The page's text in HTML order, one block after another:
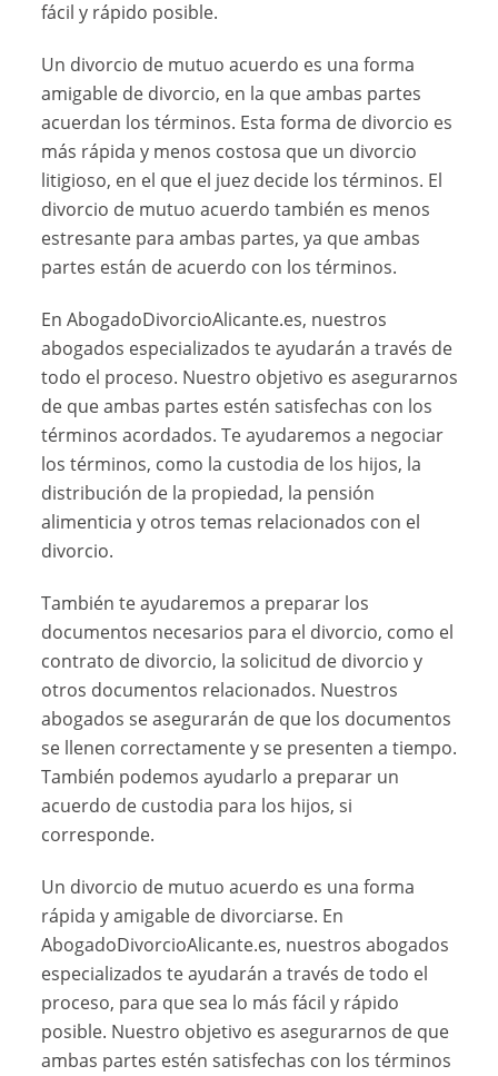
fácil y rápido posible.
Un divorcio de mutuo acuerdo es una forma
amigable de divorcio, en la que ambas partes
acuerdan los términos. Esta forma de divorcio es
más rápida y menos costosa que un divorcio
litigioso, en el que el juez decide los términos. El
divorcio de mutuo acuerdo también es menos
estresante para ambas partes, ya que ambas
partes están de acuerdo con los términos.
En AbogadoDivorcioAlicante.es, nuestros
abogados especializados te ayudarán a través de
todo el proceso. Nuestro objetivo es asegurarnos
de que ambas partes estén satisfechas con los
términos acordados. Te ayudaremos a negociar
los términos, como la custodia de los hijos, la
distribución de la propiedad, la pensión
alimenticia y otros temas relacionados con el
divorcio.
También te ayudaremos a preparar los
documentos necesarios para el divorcio, como el
contrato de divorcio, la solicitud de divorcio y
otros documentos relacionados. Nuestros
abogados se asegurarán de que los documentos
se llenen correctamente y se presenten a tiempo.
También podemos ayudarlo a preparar un
acuerdo de custodia para los hijos, si
corresponde.
Un divorcio de mutuo acuerdo es una forma
rápida y amigable de divorciarse. En
AbogadoDivorcioAlicante.es, nuestros abogados
especializados te ayudarán a través de todo el
proceso, para que sea lo más fácil y rápido
posible. Nuestro objetivo es asegurarnos de que
ambas partes estén satisfechas con los términos